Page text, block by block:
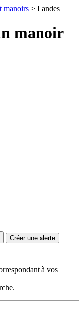
manoirs > Landes
manoir
Créer une alerte
à vos